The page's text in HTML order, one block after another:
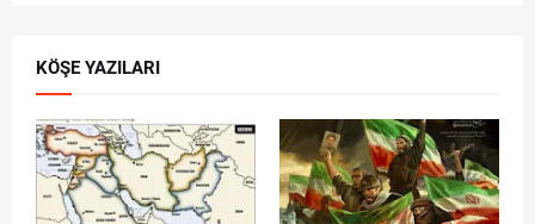
KÖŞE YAZILARI